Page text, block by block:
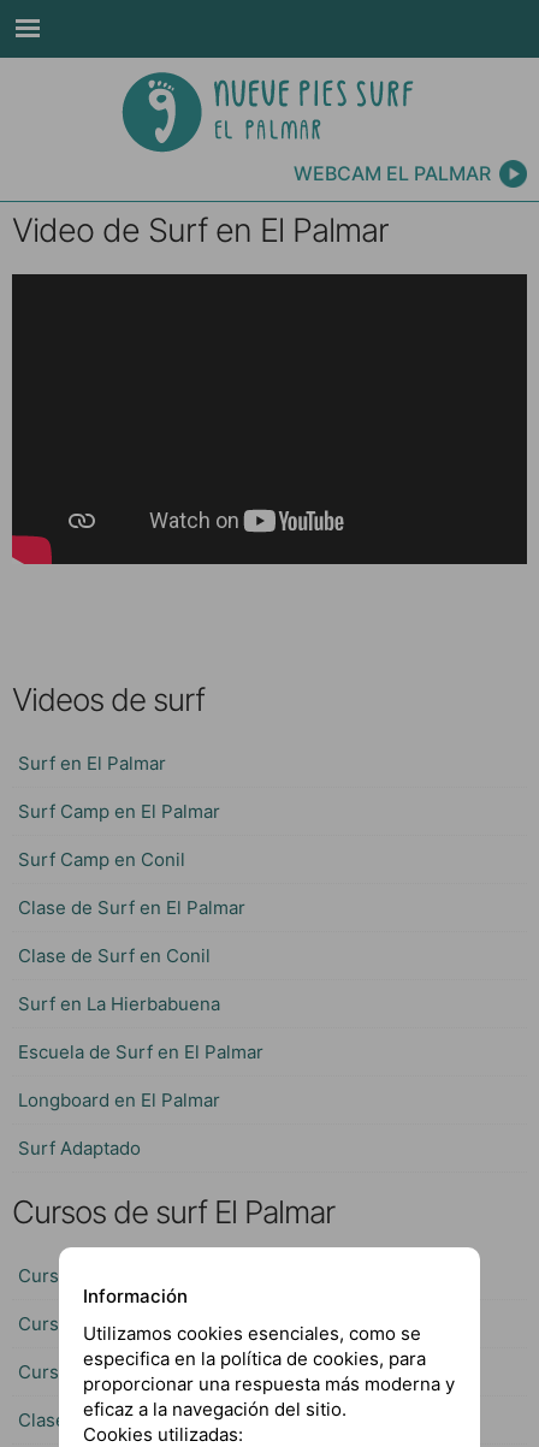
WEBCAM EL PALMAR
Video de Surf en El Palmar
Videos de surf
Surf en El Palmar
Surf Camp en El Palmar
Surf Camp en Conil
Clase de Surf en El Palmar
Clase de Surf en Conil
Surf en La Hierbabuena
Escuela de Surf en El Palmar
Longboard en El Palmar
Surf Adaptado
Cursos de surf El Palmar
Curso de surf El Palmar
Curso de surf en Conil
Curso de surf Niños
Clase surf y paddle surf privada
Información
Utilizamos cookies esenciales, como se
especifica en la política de cookies, para
proporcionar una respuesta más moderna y
eficaz a la navegación del sitio.
Cookies utilizadas: